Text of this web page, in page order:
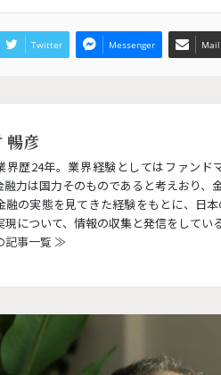
Twitter Messenger Mail
暢彦
界歴24年。業界経験としてはファンド
融力は国力そのものであると考えおり
融の実態を見てきた経験をもとに、日
現について、情報の収集と発信をしている
記事一覧 ≫